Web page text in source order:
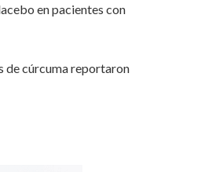
en pacientes con
de cúrcuma reportaron